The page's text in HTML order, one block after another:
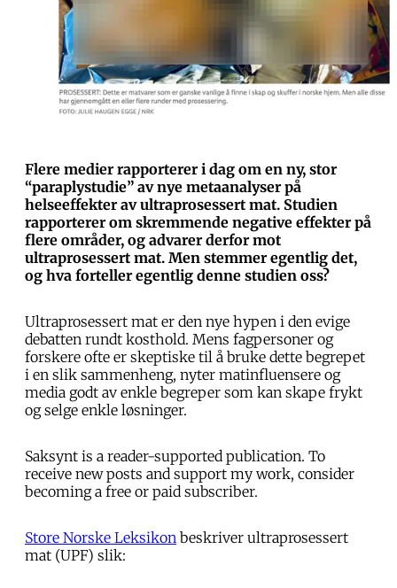
Flere medier rapporterer i dag om en ny, stor
“paraplystudie” av nye metaanalyser på
helseeffekter av ultraprosessert mat. Studien
rapporterer om skremmende negative effekter på
flere områder, og advarer derfor mot
ultraprosessert mat. Men stemmer egentlig det,
og hva forteller egentlig denne studien oss?
Ultraprosessert mat er den nye hypen i den evige
debatten rundt kosthold. Mens fagpersoner og
forskere ofte er skeptiske til å bruke dette begrepet
i en slik sammenheng, nyter matinfluensere og
media godt av enkle begreper som kan skape frykt
og selge enkle løsninger.
Saksynt is a reader-supported publication. To
receive new posts and support my work, consider
becoming a free or paid subscriber.
Store Norske Leksikon beskriver ultraprosessert
mat (UPF) slik: